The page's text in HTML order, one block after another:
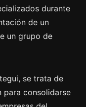
durante
de un
un grupo de
se trata de
para consolidarse